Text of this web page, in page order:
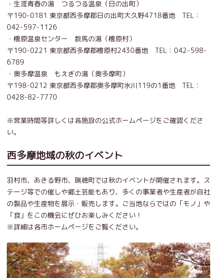
・生涯青春の湯 つるつる温泉（日の出町）
〒190-0181 東京都西多摩郡日の出町大久野4718番地 TEL：
042-597-1126
・檜原温泉センター 数馬の湯（檜原村）
〒190-0221 東京都西多摩郡檜原村2430番地 TEL：042-598-
6789
・奥多摩温泉 もえぎの湯（奥多摩町）
〒198-0212 東京都西多摩郡奥多摩町氷川119の1番地 TEL：
0428-82-7770
※営業時間等詳しくは各施設の公式ホームページをご確認くださ
い。
西多摩地域の秋のイベント
羽村市、あきる野市、瑞穂町では秋のイベントが開催されます。ス
テージ等での催しや郷土芸能もあり、多くの事業者や生産者が自社
の製品や生産物を展示・販売します。ご当地ならではの「モノ」や
「食」をこの機会にぜひお楽しみください！
※詳細は各市ホームページをご覧ください。